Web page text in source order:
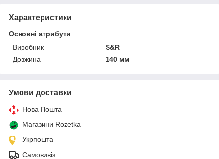
Характеристики
Основні атрибути
Виробник
S&R
Довжина
140 мм
Умови доставки
Нова Пошта
Магазини Rozetka
Укрпошта
Самовивіз